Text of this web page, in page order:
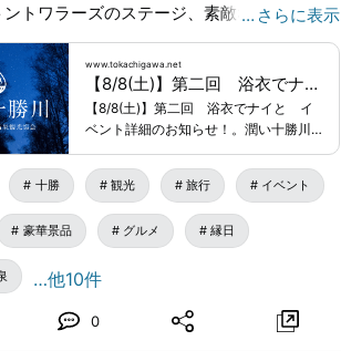
ントワラーズのステージ、素敵な景品がもら
向けのお菓子まきや、「こども縁日」など、
ベントが盛りだくさんです🎵 さらに、
トや大人向けの豪華景品が当たる「新イベ
メガあんぱん
」も販売いたします😍 当日は浴衣また
場いただくと、会場内で利用できる「300
には縁日券）」をプレゼント!!🎁🎁 もちろ
来場も大歓迎です🤗 子どもから大人
特別な1日。ご家族・ご友人と一緒に夏の
ましょう！
… さらに表示
www.tokachigawa.net
【8/8(土)】第二回 浴衣でナイと イベント詳細のお知らせ！｜十勝川温泉観光協会ホームページ
【8/8(土)】第二回 浴衣でナイと イ
ベント詳細のお知らせ！。潤い十勝川
は、北海道音更町十勝川温泉観光協会
の公式サイトです。旬な話題、お得な
情報をお伝えします。
十勝 観光 旅行 イベント
豪華景品 グルメ 縁日
…他10件
0